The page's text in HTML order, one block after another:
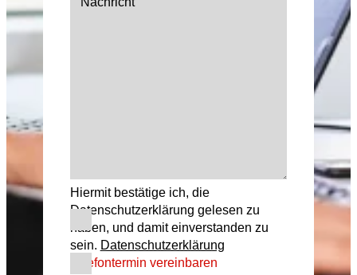
Hiermit bestätige ich, die
Datenschutzerklärung gelesen zu
haben, und damit einverstanden zu
sein. Datenschutzerklärung
Telefontermin vereinbaren